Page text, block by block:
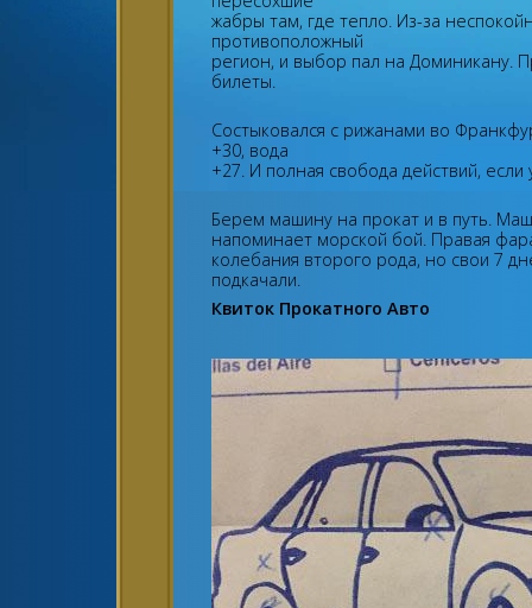
жабры там, где тепло. Из-за
противоположный
регион, и выбор пал на Доминикану.
билеты.
Состыковался с рижанами во
+30, вода
+27. И полная свобода действий,
Берем машину на прокат и в путь.
напоминает морской бой. Правая
колебания второго рода, но свои 7
подкачали.
Квиток Прокатного Авто